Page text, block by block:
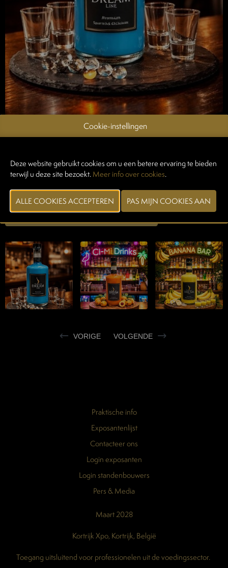
Onze zachte maar zeer lekkere creme-likeuren vind je terug in alle
CONTACTEER EXPOSANT
VORIGE VOLGENDE
Praktische info
Exposantenlijst
Contacteer ons
Login exposanten
Login standenbouwers
Pers & Media
Maart 2028
Kortrijk Xpo, Kortrijk, België
Toegang uitsluitend voor professionelen uit de voedingssector.
Cookie-instellingen
Deze website gebruikt cookies om u een betere ervaring te bieden
terwijl u deze site bezoekt.Meer info over cookies.